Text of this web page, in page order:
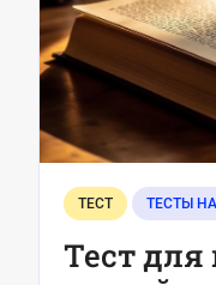
ТЕСТ ТЕСТЫ
Тест для